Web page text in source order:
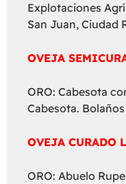
Explotaciones
San Juan, Ciudad
OVEJA
ORO: Cabesota
Cabesota.
OVEJA CURADO
ORO: Abuelo